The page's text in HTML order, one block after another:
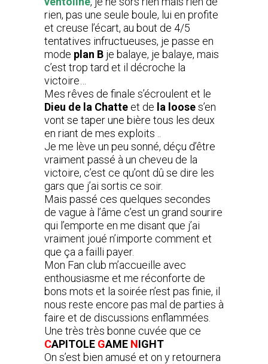
rien, pas une seule boule, lui en profite
et creuse l’écart, au bout de 4/5
tentatives infructueuses, je passe en
mode plan B je balaye, je balaye, mais
c’est trop tard et il décroche la
victoire…
Mes rêves de finale s’écroulent et le
Dieu de la Chatte et de la looses’en
vont se taper une bière tous les deux
en riant de mes exploits ..
Je me lève un peu sonné, déçu d’être
vraiment passé à un cheveu de la
victoire, c’est ce qu’ont dû se dire les
gars que j’ai sortis ce soir.
Mais passé ces quelques secondes
de vague à l’âme c’est un grand sourire
qui l’emporte en me disant que j’ai
vraiment joué n’importe comment et
que ça a failli payer.
Mon Fan club m’accueille avec
enthousiasme et me réconforte de
bons mots et la soirée n’est pas finie, il
nous reste encore pas mal de parties à
faire et de discussions enflammées.
Une très très bonne cuvée que ce
CAPITOLE GAME NIGHT
On s’est bien amusé et on y retournera